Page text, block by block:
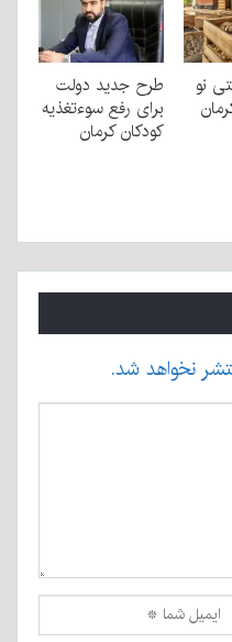
نو
طرح جدید دولت
برای رفع سوءتغذیه
کودکان کرمان
نخواهد شد.